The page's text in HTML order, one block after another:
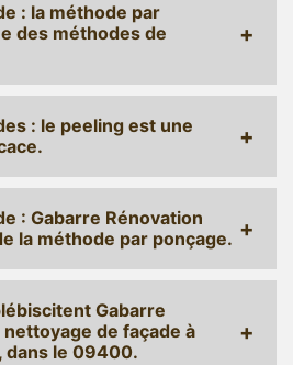
: la méthode par
des méthodes de
: le peeling est une
: Gabarre Rénovation
la méthode par ponçage.
Gabarre
de façade à
dans le 09400.